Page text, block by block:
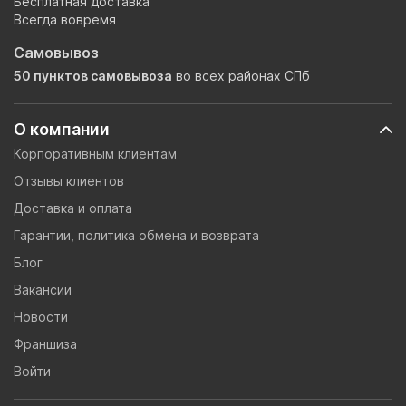
О компании
Корпоративным клиентам
Отзывы клиентов
Доставка и оплата
Гарантии, политика обмена и возврата
Блог
Вакансии
Новости
Франшиза
Войти
Всегда вовремя
Самовывоз
50 пунктов самовывоза во всех районах СПб